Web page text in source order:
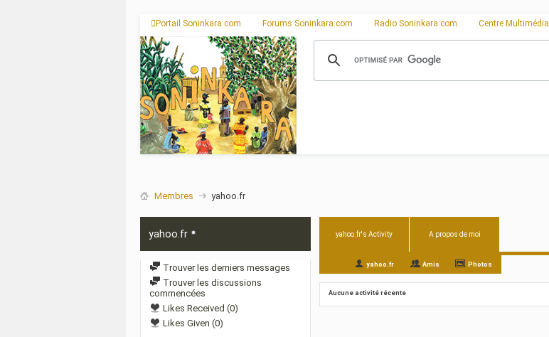
Portail Soninkara.com Forums Soninkara.com Radio Soninkara.com Centre Multimédia
Membres yahoo.fr
yahoo.fr
Trouver les derniers messages
Trouver les discussions
commencées
Likes Received (0)
Likes Given (0)
yahoo.fr's Activity A propos de moi
yahoo.fr Amis Photos
Aucune activité récente